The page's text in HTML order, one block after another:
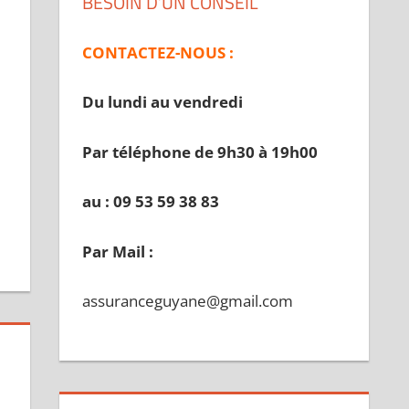
CONTACTEZ-NOUS :
Du lundi au vendredi
Par téléphone de 9h30 à 19h00
au : 09 53 59 38 83
Par Mail :
assuranceguyane@gmail.com